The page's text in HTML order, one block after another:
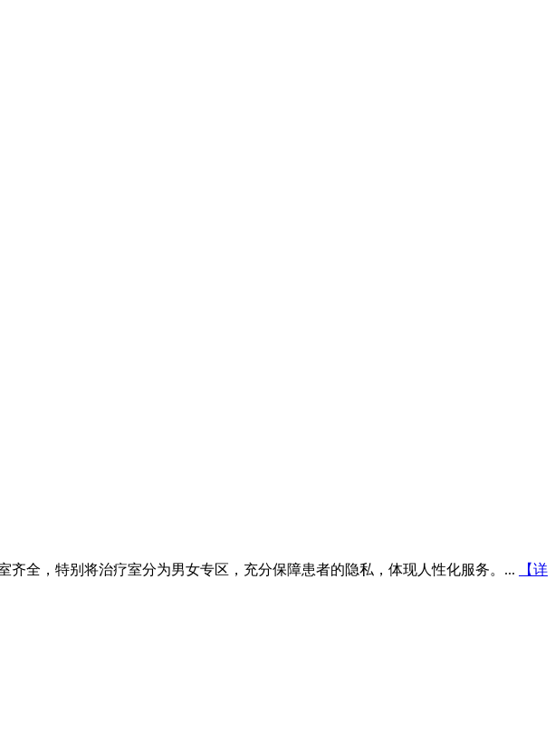
全，特别将治疗室分为男女专区，充分保障患者的隐私，体现人性化服务。...
【详